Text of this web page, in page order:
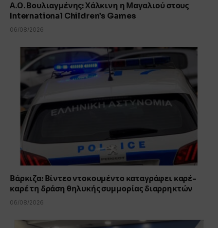
Α.Ο. Βουλιαγμένης: Χάλκινη η Μαγαλιού στους
International Children’s Games
06/08/2026
Βάρκιζα: Βίντεο ντοκουμέντο καταγράφει καρέ-
καρέ τη δράση θηλυκής συμμορίας διαρρηκτών
06/08/2026